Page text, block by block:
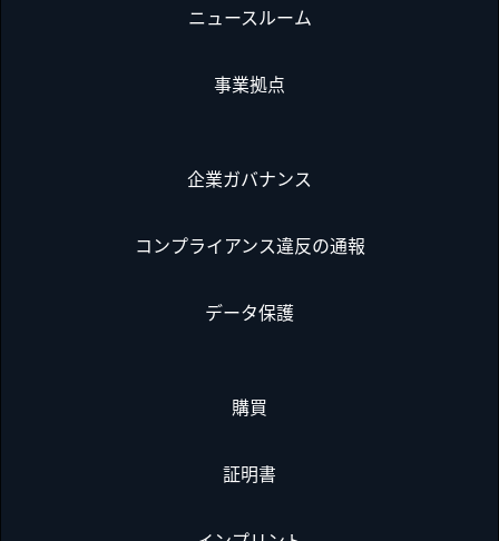
ニュースルーム
事業拠点
企業ガバナンス
コンプライアンス違反の通報
データ保護
購買
証明書